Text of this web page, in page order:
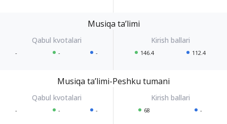
Musiqa taʼlimi
- - - 146.4 112.4
Musiqa taʼlimi-Peshku tumani
- - - 68 -